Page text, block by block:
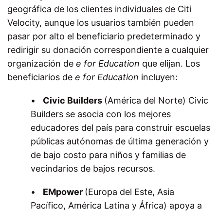
geográfica de los clientes individuales de Citi
Velocity, aunque los usuarios también pueden
pasar por alto el beneficiario predeterminado y
redirigir su donación correspondiente a cualquier
organización de e for Education que elijan. Los
beneficiarios de e for Education incluyen:
• Civic Builders (América del Norte) Civic
Builders se asocia con los mejores
educadores del país para construir escuelas
públicas autónomas de última generación y
de bajo costo para niños y familias de
vecindarios de bajos recursos.
• EMpower (Europa del Este, Asia
Pacífico, América Latina y África) apoya a